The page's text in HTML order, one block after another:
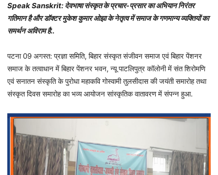
Speak Sanskrit: देवभाषा संस्कृत के प्रचार-प्रसार का अभियान निरंतर
गतिमान है और डॉक्टर मुकेश कुमार ओझा के नेतृत्व में समाज के गणमान्य व्यक्तियों का
समर्थन अविराम है..
पटना 09 अगस्त: प्रज्ञा समिति, बिहार संस्कृत संजीवन समाज एवं बिहार पेंशनर
समाज के तत्वाधान में बिहार पेंशनर भवन, न्यू पाटलिपुत्र कॉलोनी में संत शिरोमणि
एवं सनातन संस्कृति के पुरोधा महाकवि गोस्वामी तुलसीदास की जयंती समारोह तथा
संस्कृत दिवस समारोह का भव्य आयोजन सांस्कृतिक वातावरण में संपन्न हुआ.